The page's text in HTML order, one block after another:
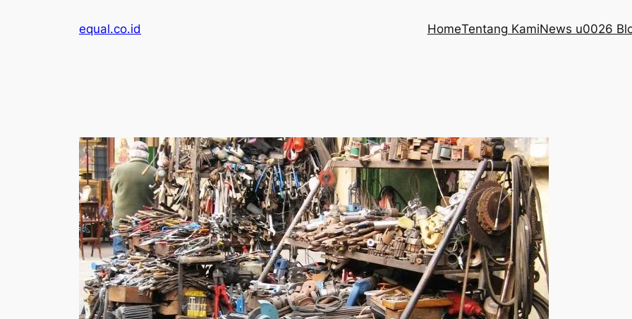
equal.co.id HomeTentang KamiNews u0026